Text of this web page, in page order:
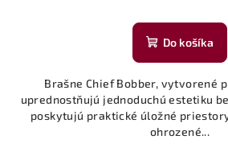
produktu
z
5
Do košíka
Brašne Chief Bobber, vytvorené
uprednostňujú jednoduchú estetiku
poskytujú praktické úložné
ohrozené...